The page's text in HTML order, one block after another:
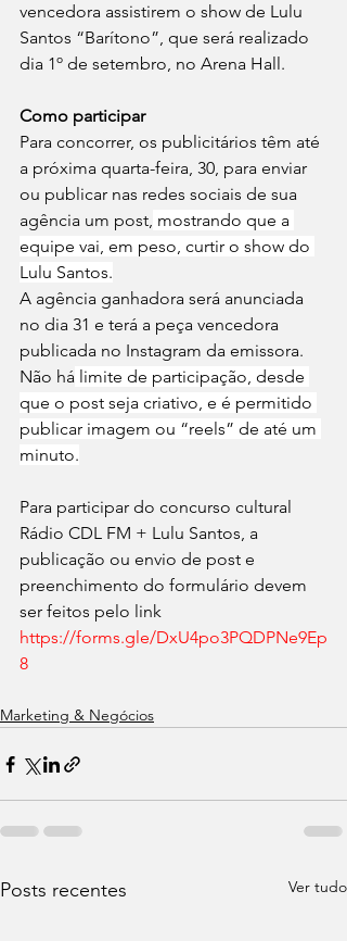
vencedora assistirem o show de Lulu
Santos “Barítono”, que será realizado
dia 1º de setembro, no Arena Hall.
Como participar
Para concorrer, os publicitários têm até
a próxima quarta-feira, 30, para enviar
ou publicar nas redes sociais de sua
agência um post, mostrando que a
equipe vai, em peso, curtir o show do
Lulu Santos.
A agência ganhadora será anunciada
no dia 31 e terá a peça vencedora
publicada no Instagram da emissora.
Não há limite de participação, desde
que o post seja criativo, e é permitido
publicar imagem ou “reels” de até um
minuto.
Para participar do concurso cultural
Rádio CDL FM + Lulu Santos, a
publicação ou envio de post e
preenchimento do formulário devem
ser feitos pelo link
https://forms.gle/DxU4po3PQDPNe9Ep
8
Marketing & Negócios
Posts recentes Ver tudo